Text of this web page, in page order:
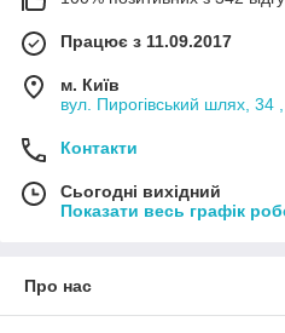
Працює з 11.09.2017
м. Київ
вул. Пирогівський шлях, 34 ,
Контакти
Сьогодні вихідний
Показати весь графік
Про нас